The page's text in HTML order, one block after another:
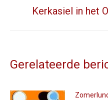
Kerkasiel in het
Gerelateerde